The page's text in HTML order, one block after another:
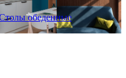
обеденные